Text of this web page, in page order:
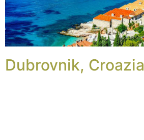
Dubrovnik, Croazia